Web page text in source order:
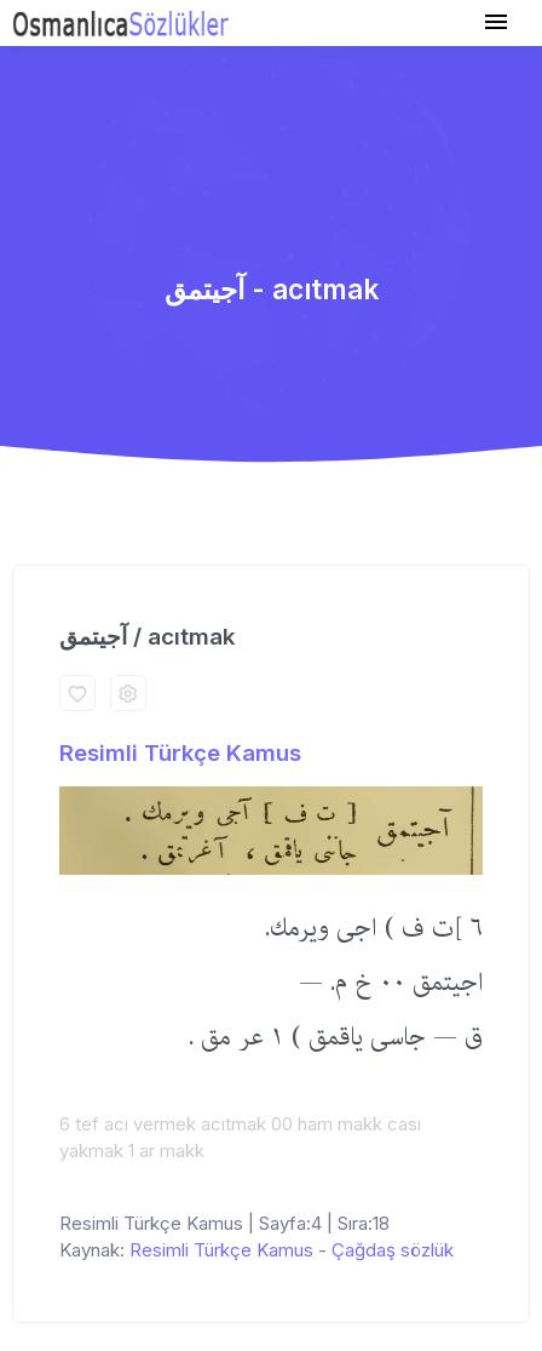
آجیتمق - acıtmak
آجیتمق / acıtmak
Resimli Türkçe Kamus
٦ ]ت ف ) اجی ویرمك.
اجیتمق ٠٠ خ م. —
ق — جاسی یاقمق ) ١ عر مق .
6 tef acı vermek acıtmak 00 ham makk cası
yakmak 1 ar makk
Resimli Türkçe Kamus | Sayfa:4 | Sıra:18
Kaynak: Resimli Türkçe Kamus - Çağdaş sözlük